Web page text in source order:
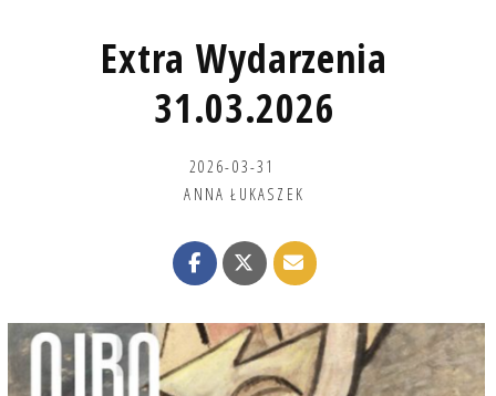
Extra Wydarzenia
31.03.2026
2026-03-31
ANNA ŁUKASZEK